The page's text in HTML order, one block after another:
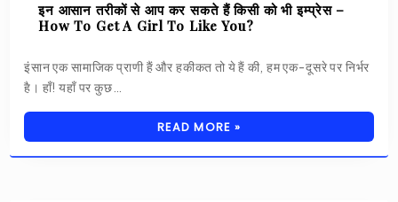
इन आसान तरीकों से आप कर सकते हैं किसी को भी इम्प्रेस –
How To Get A Girl To Like You?
इंसान एक सामाजिक प्राणी हैं और हकीकत तो ये हैं की, हम एक-दूसरे पर निर्भर
है। हाँ! यहाँ पर कुछ…
READ MORE »